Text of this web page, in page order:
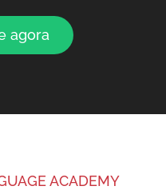
agora
ACADEMY